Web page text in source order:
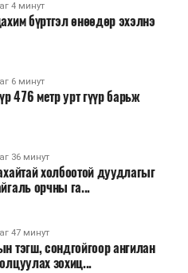
4 минут
бүртгэл өнөөдөр эхэлнэ
6 минут
476 метр урт гүүр барьж
36 минут
холбоотой дуудлагыг
орчны га...
47 минут
тэгш, сондгойгоор ангилан
зохиц...